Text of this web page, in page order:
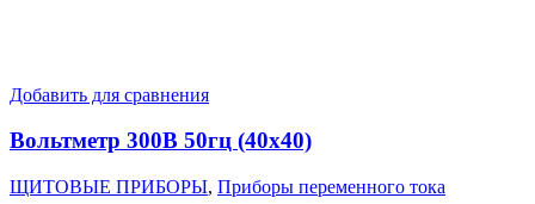
Добавить для сравнения
Вольтметр 300В 50гц (40х40)
ЩИТОВЫЕ ПРИБОРЫ, Приборы переменного тока